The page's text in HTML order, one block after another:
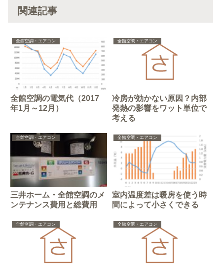
関連記事
全館空調・エアコン
全館空調の電気代（2017
年1月～12月）
全館空調・エアコン
冷房が効かない原因？内部
発熱の影響をワット単位で
考える
全館空調・エアコン
三井ホーム・全館空調のメ
ンテナンス費用と総費用
全館空調・エアコン
室内温度差は暖房を使う時
間によって小さくできる
全館空調・エアコン 全館空調・エアコン